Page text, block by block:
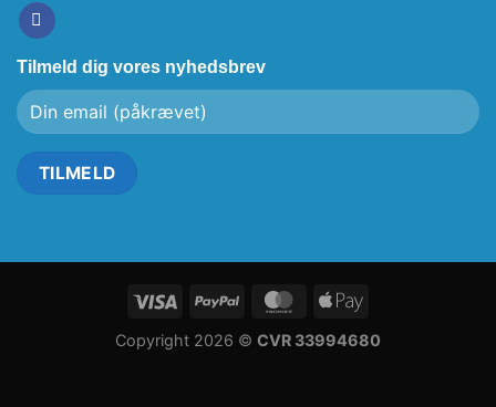
Tilmeld dig vores nyhedsbrev
Copyright 2026 © CVR 33994680